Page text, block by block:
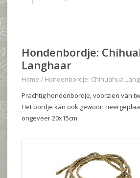
Hondenbordje:
Langhaar
Home / Hondenbordje: Chihuahua
Prachtig hondenbordje, voorzien van
Het bordje kan ook gewoon
ongeveer 20x15cm.